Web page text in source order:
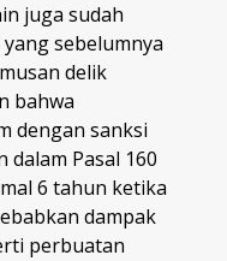
juga sudah
sebelumnya
delik
bahwa
dengan sanksi
dalam Pasal 160
6 tahun ketika
dampak
perbuatan